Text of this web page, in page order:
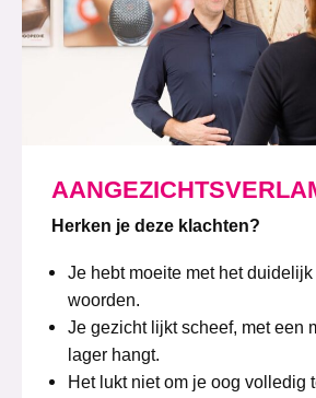
Herken je deze klachten?
Je hebt moeite met het
woorden.
Je gezicht lijkt scheef, met een
lager hangt.
Het lukt niet om je oog volledig